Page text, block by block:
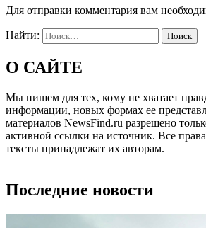
Для отправки комментария вам
Найти:
О САЙТЕ
Мы пишем для тех, кому не хватает
информации, новых формах ее
материалов NewsFind.ru разрешено
активной ссылки на источник. Все
тексты принадлежат их авторам.
Последние новости